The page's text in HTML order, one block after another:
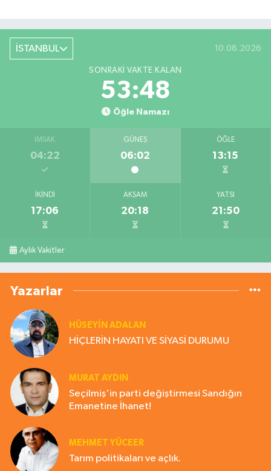
İSTANBUL 10.08.2026
SONRAKI VAKTE KALAN
53:48
Öğle Namazı
İMSAK
04:22
GÜNEŞ
06:02
ÖĞLE
13:15
İKINDI
17:06
AKŞAM
20:18
YATSI
21:50
Aylık Vakitler
Yazarlar
HÜSEYIN ADALAN
HİÇLERİN HAYATI VE SİYASİ DURUMU
MURAT AYDIN
Seçilmiş'in parti değiştirmesi Sandığın
Emanetine İhanet!
MEHMET YÜCEER
Tarım politikaları ve açlık.